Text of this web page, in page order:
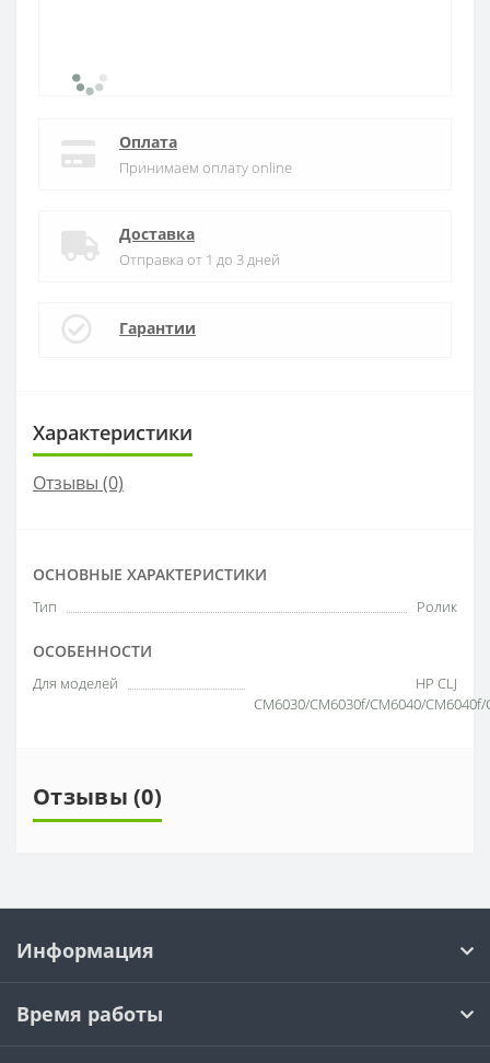
Оплата
Принимаем оплату online
Доставка
Отправка от 1 до 3 дней
Гарантии
Характеристики
Отзывы (0)
ОСНОВНЫЕ ХАРАКТЕРИСТИКИ
Тип Ролик
ОСОБЕННОСТИ
Для моделей
HP CLJ
CM6030/CM6030f/CM6040/
Отзывы (0)
Информация
Время работы